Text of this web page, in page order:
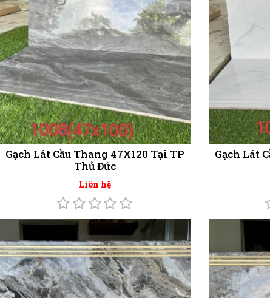
Gạch Lát Cầu Thang 47X120 Tại TP
Thủ Đức
Liên hệ
Gạch Lát